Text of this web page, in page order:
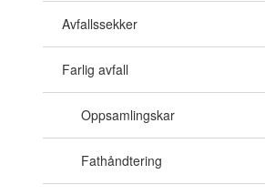
Avfallssekker
Farlig avfall
Oppsamlingskar
Fathåndtering